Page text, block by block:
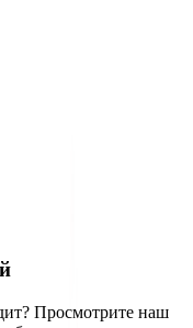
Просмотрите наш